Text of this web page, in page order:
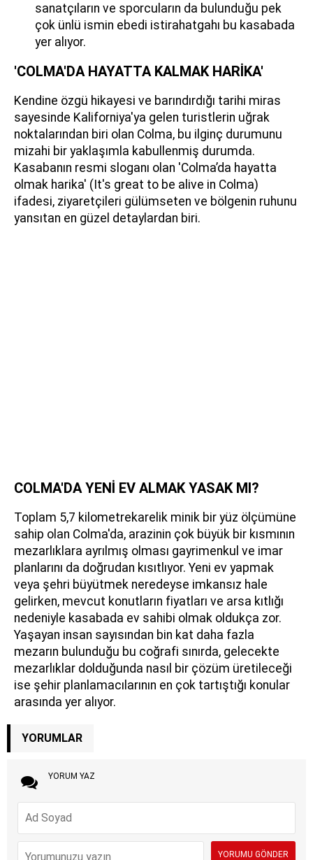
sanatçıların ve sporcuların da bulunduğu pek
çok ünlü ismin ebedi istirahatgahı bu kasabada
yer alıyor.
'COLMA'DA HAYATTA KALMAK HARİKA'
Kendine özgü hikayesi ve barındırdığı tarihi miras
sayesinde Kaliforniya'ya gelen turistlerin uğrak
noktalarından biri olan Colma, bu ilginç durumunu
mizahi bir yaklaşımla kabullenmiş durumda.
Kasabanın resmi sloganı olan 'Colma’da hayatta
olmak harika' (It's great to be alive in Colma)
ifadesi, ziyaretçileri gülümseten ve bölgenin ruhunu
yansıtan en güzel detaylardan biri.
COLMA'DA YENİ EV ALMAK YASAK MI?
Toplam 5,7 kilometrekarelik minik bir yüz ölçümüne
sahip olan Colma'da, arazinin çok büyük bir kısmının
mezarlıklara ayrılmış olması gayrimenkul ve imar
planlarını da doğrudan kısıtlıyor. Yeni ev yapmak
veya şehri büyütmek neredeyse imkansız hale
gelirken, mevcut konutların fiyatları ve arsa kıtlığı
nedeniyle kasabada ev sahibi olmak oldukça zor.
Yaşayan insan sayısından bin kat daha fazla
mezarın bulunduğu bu coğrafi sınırda, gelecekte
mezarlıklar dolduğunda nasıl bir çözüm üretileceği
ise şehir planlamacılarının en çok tartıştığı konular
arasında yer alıyor.
YORUMLAR
YORUM YAZ